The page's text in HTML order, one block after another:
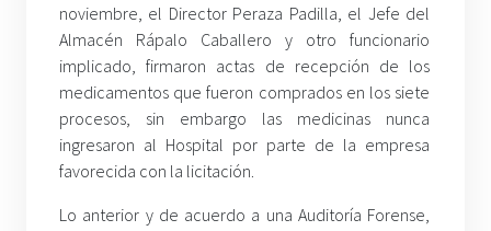
noviembre, el Director Peraza Padilla, el Jefe del
Almacén Rápalo Caballero y otro funcionario
implicado, firmaron actas de recepción de los
medicamentos que fueron comprados en los siete
procesos, sin embargo las medicinas nunca
ingresaron al Hospital por parte de la empresa
favorecida con la licitación.
Lo anterior y de acuerdo a una Auditoría Forense,